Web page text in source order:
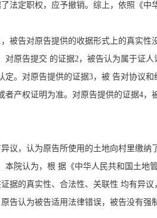
法定职权，应予撤销。综上，依照《
被告对原告提供的收据形式上的真实
原告提交 的证据2，被告认为属于证
。对原告提供的证据3，被 告对协议
产权证明为准。对原告提供的证据4
议，认为原告所使用的土地向村里缴
院认为，根 据《中华人民共和国土
据的真实性、合法性、关联性 均有异
告认为被告适用法律错误，被告没有